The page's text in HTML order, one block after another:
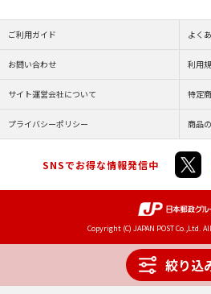
絞り込
ご利用ガイド よく
お問い合わせ 利用
サイト運営会社について 特定
プライバシーポリシー 商品
SNSでお得な情報発信中
Copyright (C) JAPAN POST Co.,Ltd.